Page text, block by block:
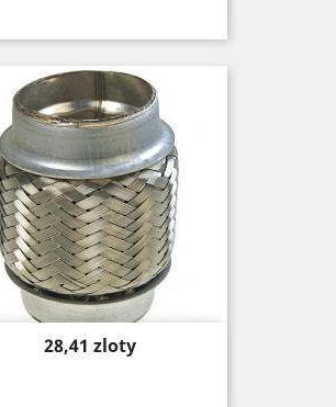
Price
28,41 zloty